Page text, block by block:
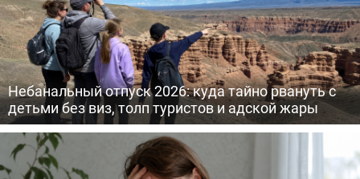
Небанальный отпуск 2026: куда тайно рвануть с
детьми без виз, толп туристов и адской жары